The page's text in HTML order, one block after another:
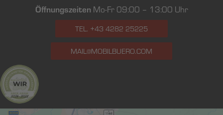
Öffnungszeiten Mo-Fr 09:00 – 13:00 Uhr
TEL. +43 4282 25225
MAIL@MOBILBUERO.COM